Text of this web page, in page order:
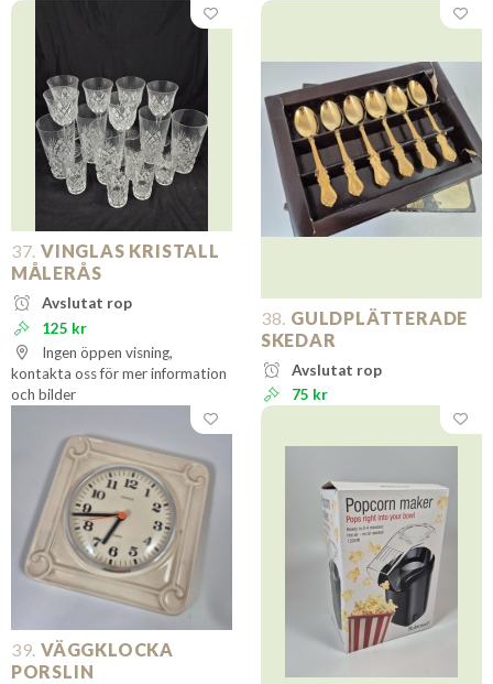
37. VINGLAS KRISTALL
MÅLERÅS
Avslutat rop
125 kr
Ingen öppen visning,
kontakta oss för mer information
och bilder
38. GULDPLÄTTERADE
SKEDAR
Avslutat rop
75 kr
39. VÄGGKLOCKA
PORSLIN